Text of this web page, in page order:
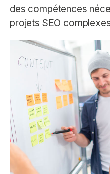
des compétences
projets SEO